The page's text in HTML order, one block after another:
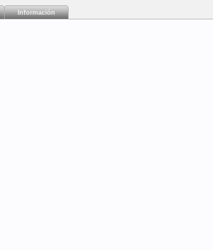
Información